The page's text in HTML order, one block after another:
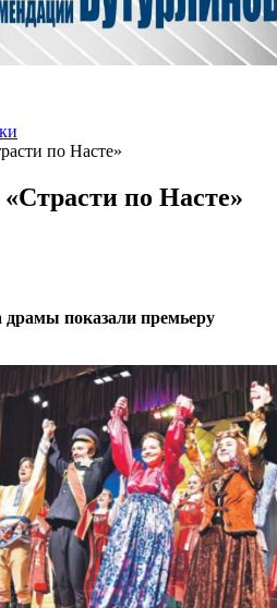
по Насте»
по Насте»
драмы показали премьеру